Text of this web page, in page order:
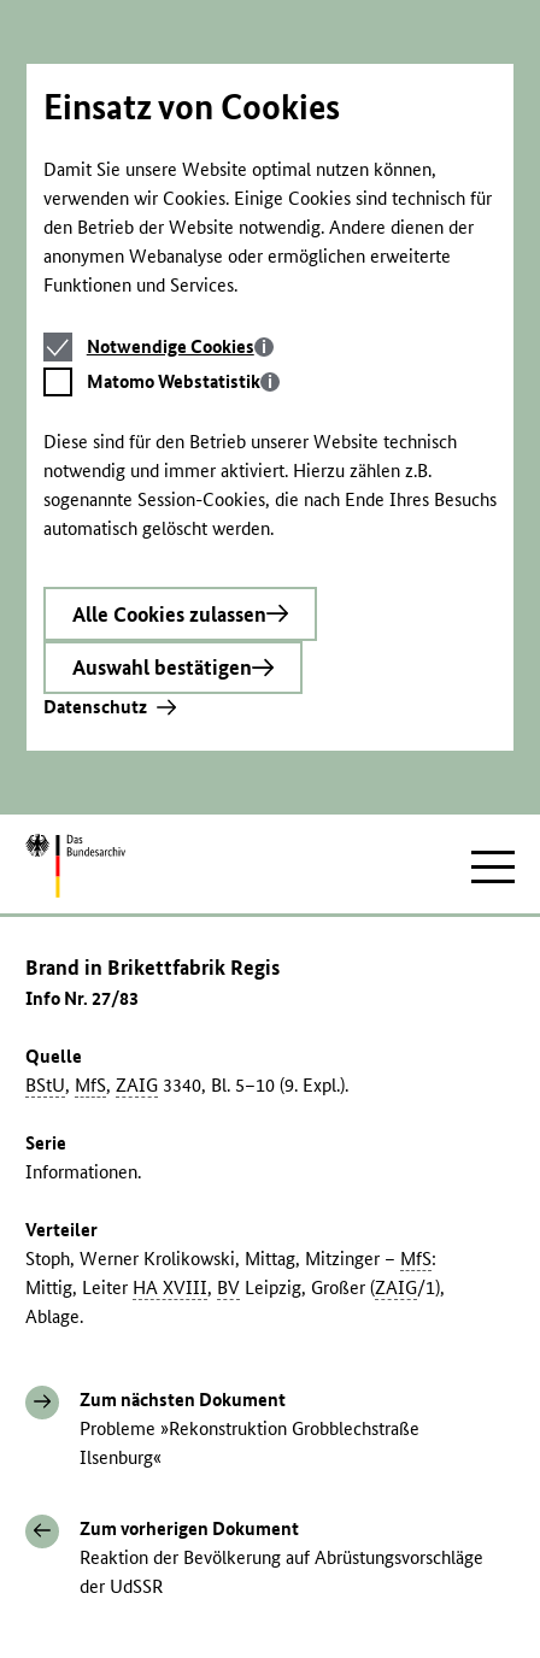
Einsatz von Cookies
Damit Sie unsere Website optimal nutzen können,
verwenden wir Cookies. Einige Cookies sind technisch für
den Betrieb der Website notwendig. Andere dienen der
anonymen Webanalyse oder ermöglichen erweiterte
Funktionen und Services.
Notwendige
Cookies
Notwendige Cookies
Matomo
Webstatistik
Matomo Webstatistik
Diese sind für den Betrieb unserer Website technisch
notwendig und immer aktiviert. Hierzu zählen z.B.
sogenannte Session-Cookies, die nach Ende Ihres Besuchs
automatisch gelöscht werden.
Alle Cookies zulassen
Auswahl bestätigen
Datenschutz
Zur
Brand in Brikettfabrik Regis
Info Nr. 27/83
Quelle
BStU, MfS,ZAIG 3340, Bl. 5–10 (9. Expl.).
Serie
Informationen.
Verteiler
Stoph, Werner Krolikowski, Mittag, Mitzinger – MfS:
Mittig, Leiter HA XVIII, BV Leipzig, Großer (ZAIG/1),
Ablage.
Zum nächsten Dokument
Probleme »Rekonstruktion Grobblechstraße
Ilsenburg«
Zum vorherigen Dokument
Reaktion der Bevölkerung auf Abrüstungsvorschläge
der UdSSR